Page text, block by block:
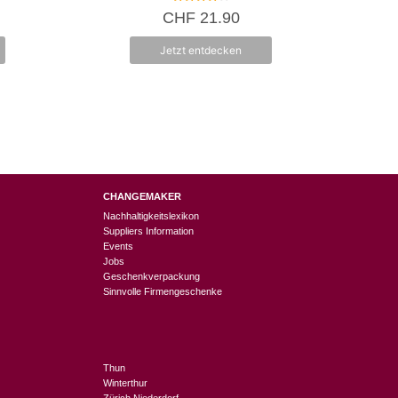
4.00
von 5
CHF21.90
Jetzt entdecken
CHANGEMAKER
Nachhaltigkeitslexikon
Suppliers Information
Events
Jobs
Geschenkverpackung
Sinnvolle Firmengeschenke
Thun
Winterthur